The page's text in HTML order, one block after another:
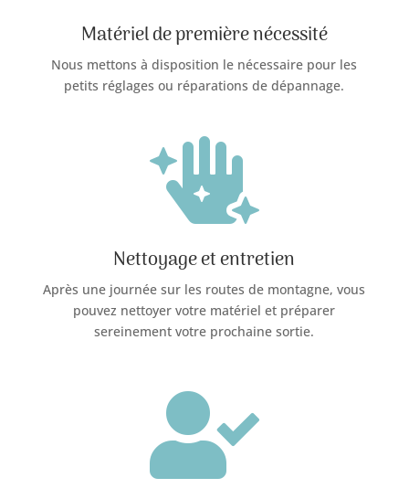
Matériel de première nécessité
Nous mettons à disposition le nécessaire pour les
petits réglages ou réparations de dépannage.

Nettoyage et entretien
Après une journée sur les routes de montagne, vous
pouvez nettoyer votre matériel et préparer
sereinement votre prochaine sortie.
